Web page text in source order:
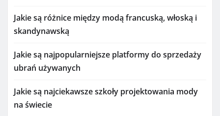
Jakie są różnice między modą francuską, włoską i
skandynawską
Jakie są najpopularniejsze platformy do sprzedaży
ubrań używanych
Jakie są najciekawsze szkoły projektowania mody
na świecie